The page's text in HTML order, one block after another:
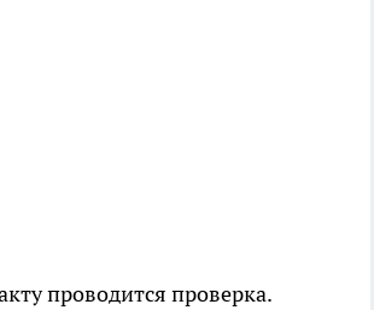
проводится проверка.